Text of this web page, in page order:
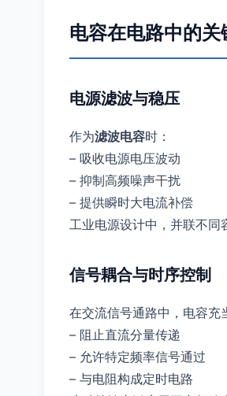
电容在电路中的关
电源滤波与稳压
作为滤波电容时：
– 吸收电源电压波动
– 抑制高频噪声干扰
– 提供瞬时大电流补偿
工业电源设计中，并联不同
信号耦合与时序控制
在交流信号通路中，电容充
– 阻止直流分量传递
– 允许特定频率信号通过
– 与电阻构成定时电路